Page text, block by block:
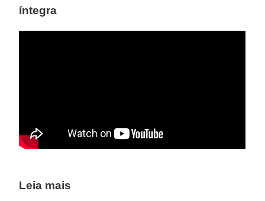
íntegra
Leia mais